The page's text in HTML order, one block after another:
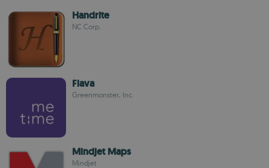
Handrite
NC Corp.
Flava
Greenmonster, Inc.
Mindjet Maps
Mindjet